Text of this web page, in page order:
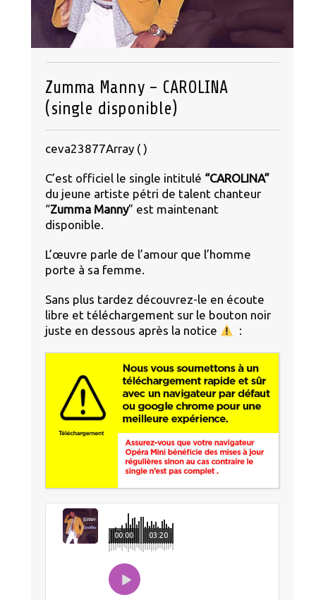
Zumma Manny – CAROLINA
(single disponible)
ceva23877Array ( )
C’est officiel le single intitulé “CAROLINA”
du jeune artiste pétri de talent chanteur
“Zumma Manny” est maintenant
disponible.
L’œuvre parle de l’amour que l’homme
porte à sa femme.
Sans plus tardez découvrez-le en écoute
libre et téléchargement sur le bouton noir
juste en dessous après la notice
:
03:20
00:00